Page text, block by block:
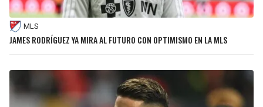
MLS
JAMES RODRÍGUEZ YA MIRA AL FUTURO CON OPTIMISMO EN LA MLS